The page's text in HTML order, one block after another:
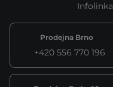
Infolinka
Prodejna Brno
+420 556 770 196